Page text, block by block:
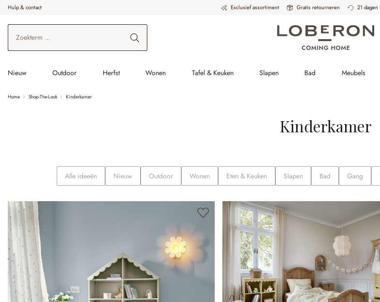
de hoofdinhoud
Ga naar zoeken
Ga naar de hoofdnavigatie
Hulp & contact Exclusief assortiment Gratis retourneren 21
Nieuw Outdoor Herfst Wonen Tafel & Keuken Slapen Bad Meubels
Home Shop-The-Look Kinderkamer
Kinderkamer
Alle ideeën Nieuw Outdoor Wonen Eten & Keuken Slapen Bad Gang